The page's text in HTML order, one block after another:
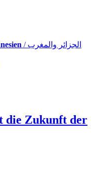
/ الجزائر والمغرب
die Zukunft der